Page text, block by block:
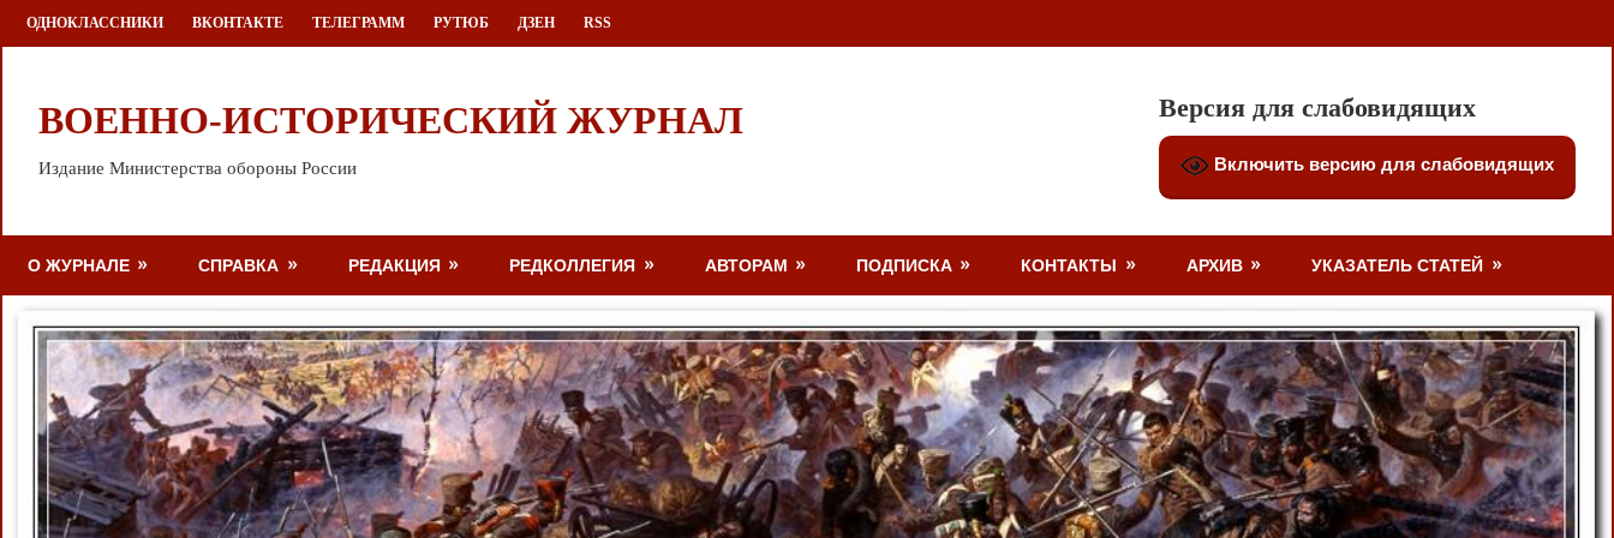
Перейти
к
ОДНОКЛАССНИКИ ВКОНТАКТЕ ТЕЛЕГРАММ РУТЮБ ДЗЕН RSS
ВОЕННО-ИСТОРИЧЕСКИЙ ЖУРНАЛ
Издание Министерства обороны России
Версия для слабовидящих
Включить версию для слабовидящих
О ЖУРНАЛЕ СПРАВКА РЕДАКЦИЯ РЕДКОЛЛЕГИЯ АВТОРАМ ПОДПИСКА КОНТАКТЫ АРХИВ УКАЗАТЕЛЬ СТАТЕЙ